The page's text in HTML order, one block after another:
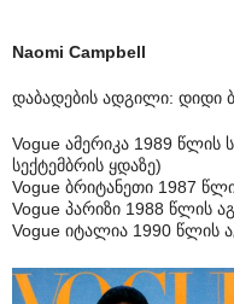
Naomi Campbell
დაბადების ადგილი: დიდი
Vogue ამერიკა 1989 წლის
სექტემბრის ყდაზე)
Vogue ბრიტანეთი 1987
Vogue პარიზი 1988 წლის
Vogue იტალია 1990 წლის